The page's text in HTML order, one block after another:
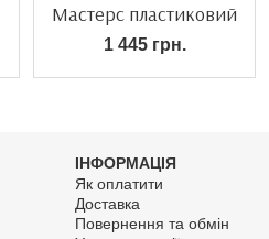
Мастерс пластиковий
1 445 грн.
ІНФОРМАЦІЯ
Як оплатити
Доставка
Повернення та обмін